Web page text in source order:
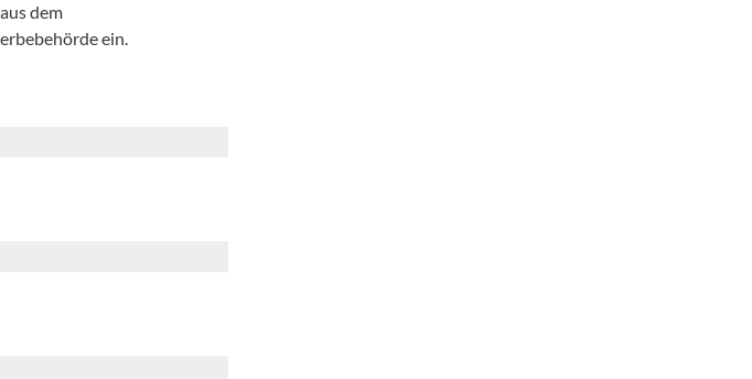
dem
ein.